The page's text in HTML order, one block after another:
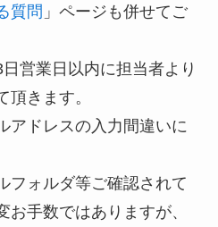
質問 」ページも併せてご
営業日以内に担当者より
頂きます。
アドレスの入力間違いに
フォルダ等ご確認されて
お手数ではありますが、